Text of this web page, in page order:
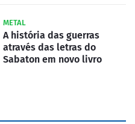
METAL
A história das guerras
através das letras do
Sabaton em novo livro